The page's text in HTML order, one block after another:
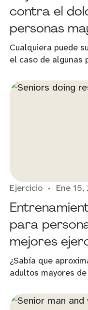
contra el
personas
Cualquiera puede
el caso de algunas
Ejercicio Ene
para
mejores
¿Sabía que
adultos mayores